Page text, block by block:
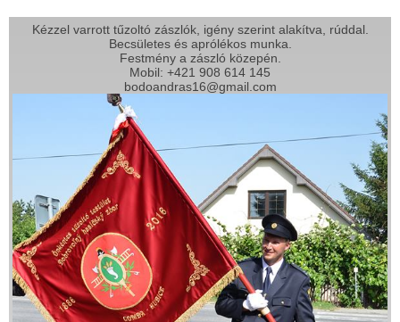
Kézzel varrott tűzoltó zászlók, igény szerint alakítva, rúddal.
Becsületes és aprólékos munka.
Festmény a zászló közepén.
Mobil: +421 908 614 145
bodoandras16@gmail.com